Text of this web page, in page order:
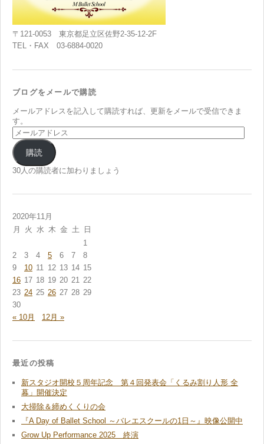
〒121-0053 東京都足立区佐野2-35-12-2F
TEL・FAX 03-6884-0020
ブログをメールで購読
メールアドレスを記入して購読すれば、更新をメールで受信できま
す。
メ
ー
ル
ア
ド
購読
30人の購読者に加わりましょう
2020年11月
月
火 水 木 金 土
日
1
2
3 4 5 6 7
8
9
10 11 12 13 14 15
16 17 18 19 20 21 22
23 24 25 26 27 28 29
30
« 10月
12月 »
最近の投稿
新スタジオ開校５周年記念 第４回発表会「くるみ割り人形 全
幕」開催決定
大掃除＆締めくくりの会
『A Day of Ballet School ～バレエスクールの1日～』映像公開中
Grow Up Performance 2025 終演